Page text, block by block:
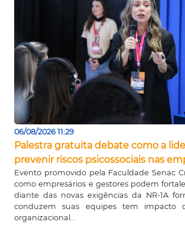
06/08/2026 11:29
Palestra gratuita debate como a
prevenir riscos psicossociais nas
Evento promovido pela Faculdade Senac
como empresários e gestores podem
diante das novas exigências da NR-1A
conduzem suas equipes tem impacto
organizacional...